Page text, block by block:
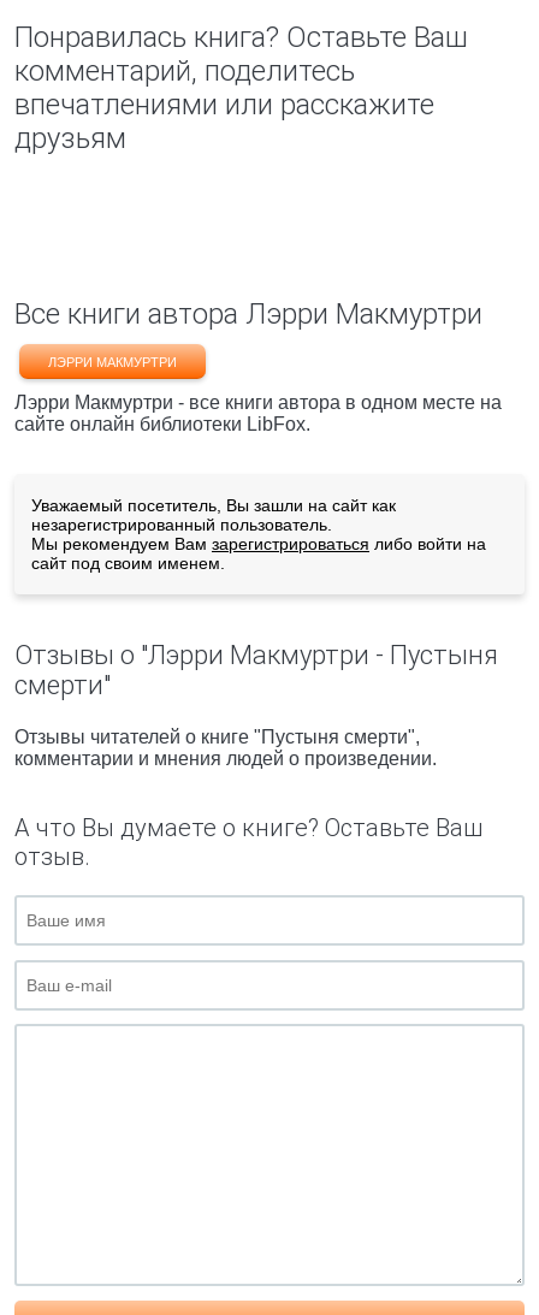
Понравилась книга? Оставьте Ваш
комментарий, поделитесь
впечатлениями или расскажите
друзьям
Все книги автора Лэрри Макмуртри
ЛЭРРИ МАКМУРТРИ
Лэрри Макмуртри - все книги автора в одном месте на
сайте онлайн библиотеки LibFox.
Уважаемый посетитель, Вы зашли на сайт как
незарегистрированный пользователь.
Мы рекомендуем Вам зарегистрироваться либо войти на
сайт под своим именем.
Отзывы о "Лэрри Макмуртри - Пустыня
смерти"
Отзывы читателей о книге "Пустыня смерти",
комментарии и мнения людей о произведении.
А что Вы думаете о книге? Оставьте Ваш
отзыв.